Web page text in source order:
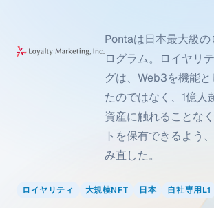
Pontaは日本最大級
ログラム。ロイヤリ
グは、Web3を機能
たのではなく、1億人
資産に触れることな
トを保有できるよう
み直した。
ロイヤリティ 大規模NFT 日本 自社専用L1